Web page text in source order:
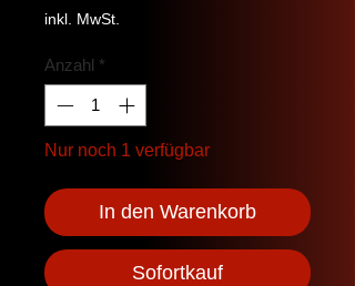
inkl. MwSt.
Anzahl *
Nur noch 1 verfügbar
In den Warenkorb
Sofortkauf